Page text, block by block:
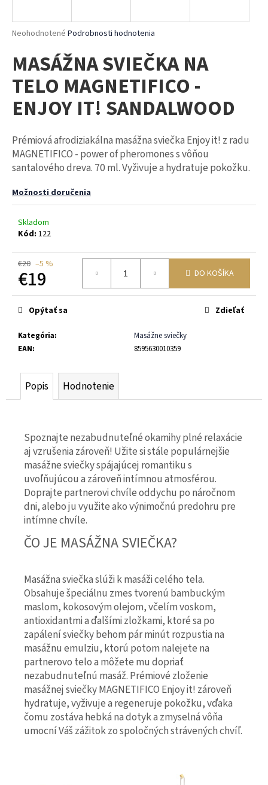
Priemerné
produktu
je
0,0
5
hviezdičiek.
Neohodnotené Podrobnosti hodnotenia
MASÁŽNA SVIEČKA NA
TELO MAGNETIFICO -
ENJOY IT! SANDALWOOD
Prémiová afrodiziakálna masážna sviečka Enjoy it! z radu
MAGNETIFICO - power of pheromones s vôňou
santalového dreva. 70 ml. Vyživuje a hydratuje pokožku.
Možnosti doručenia
Skladom
Kód: 122
€20 –5 %
€19
Jednotková
cena:
DO KOŠÍKA
Kategória:
Masážne sviečky
EAN: 8595630010359
Opýtať sa Zdieľať
Popis Hodnotenie
Spoznajte nezabudnuteľné okamihy plné relaxácie
aj vzrušenia zároveň! Užite si stále populárnejšie
masážne sviečky spájajúcej romantiku s
uvoľňujúcou a zároveň intímnou atmosférou.
Doprajte partnerovi chvíle oddychu po náročnom
dni, alebo ju využite ako výnimočnú predohru pre
intímne chvíle.
ČO JE MASÁŽNA SVIEČKA?
Masážna sviečka slúži k masáži celého tela.
Obsahuje špeciálnu zmes tvorenú bambuckým
maslom, kokosovým olejom, včelím voskom,
antioxidantmi a ďalšími zložkami, ktoré sa po
zapálení sviečky behom pár minút rozpustia na
masážnu emulziu, ktorú potom nalejete na
partnerovo telo a môžete mu dopriať
nezabudnuteľnú masáž. Prémiové zloženie
masážnej sviečky MAGNETIFICO Enjoy it! zároveň
hydratuje, vyživuje a regeneruje pokožku, vďaka
čomu zostáva hebká na dotyk a zmyselná vôňa
umocní Váš zážitok zo spoločných strávených chvíľ.
j
ť
?
HĽADAŤ
O
d
p
o
ú
m
LOVELY
LOVERS
BEMINE
50ML
FEROMÓNY
€44
Pôvodne:
€49